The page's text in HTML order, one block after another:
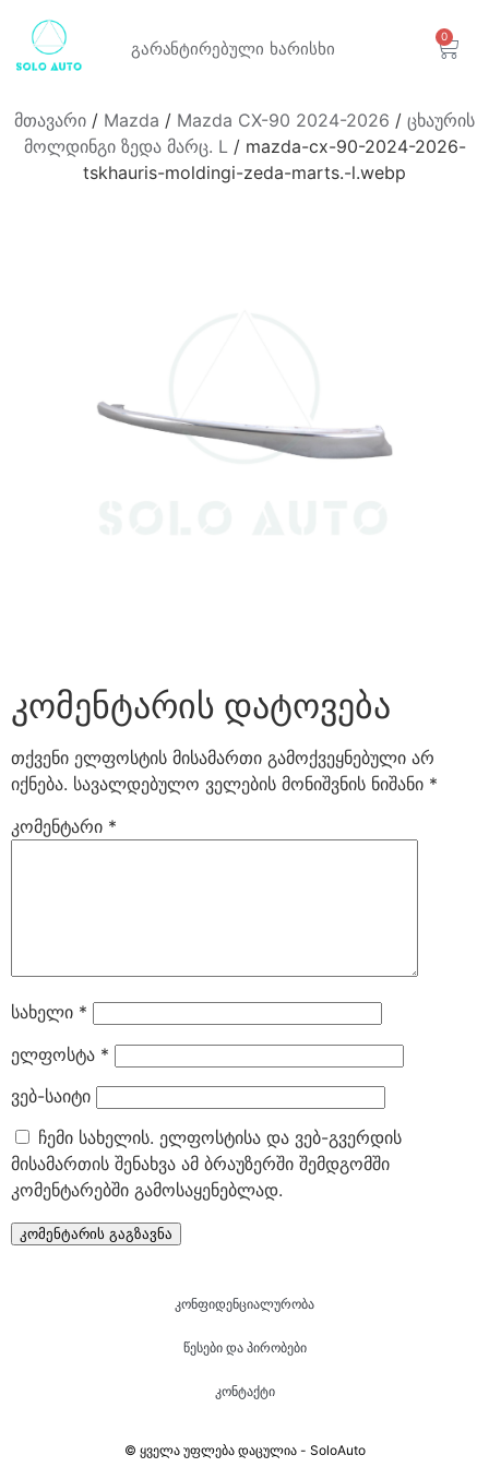
გარანტირებული ხარისხი
0
მთავარი / Mazda / Mazda CX-90 2024-2026 / ცხაურის
მოლდინგი ზედა მარც. L/ mazda-cx-90-2024-2026-
tskhauris-moldingi-zeda-marts.-l.webp
კომენტარის დატოვება
თქვენი ელფოსტის მისამართი გამოქვეყნებული არ
იქნება. სავალდებულო ველების მონიშვნის ნიშანი *
კომენტარი *
სახელი *
ელფოსტა *
ვებ-საიტი
ჩემი სახელის. ელფოსტისა და ვებ-გვერდის
მისამართის შენახვა ამ ბრაუზერში შემდგომში
კომენტარებში გამოსაყენებლად.
კონფიდენციალურობა
წესები და პირობები
კონტაქტი
© ყველა უფლება დაცულია - SoloAuto